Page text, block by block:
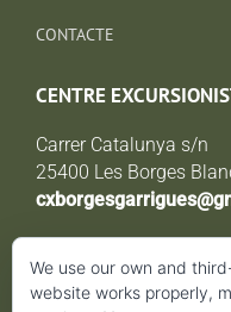
CONTACTE
CENTRE
Carrer Catalunya s/n
25400 Les Borges
AVÍS LEGAL i
We use our own and
website works properly,